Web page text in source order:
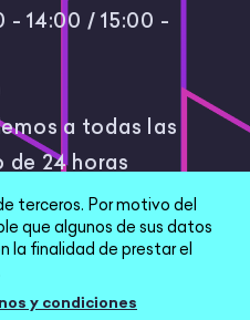
- 14:00 / 15:00 -
a todas las
de 24 horas
terceros. Por motivo del
que algunos de sus datos
la finalidad de prestar el
y condiciones